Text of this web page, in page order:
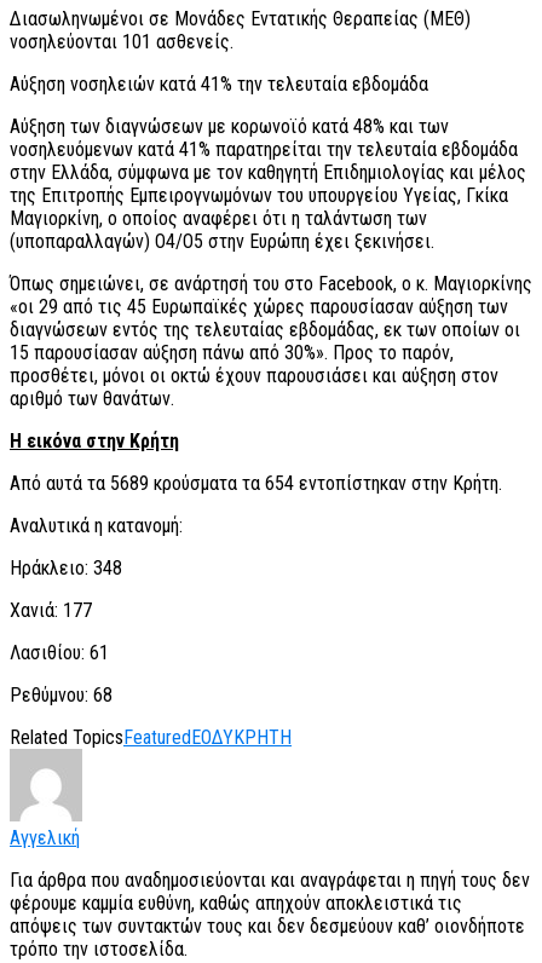
Διασωληνωμένοι σε Μονάδες Εντατικής Θεραπείας (ΜΕΘ)
νοσηλεύονται 101 ασθενείς.
Αύξηση νοσηλειών κατά 41% την τελευταία εβδομάδα
Aύξηση των διαγνώσεων με κορωνοϊό κατά 48% και των
νοσηλευόμενων κατά 41% παρατηρείται την τελευταία εβδομάδα
στην Ελλάδα, σύμφωνα με τον καθηγητή Επιδημιολογίας και μέλος
της Επιτροπής Εμπειρογνωμόνων του υπουργείου Υγείας, Γκίκα
Μαγιορκίνη, ο οποίος αναφέρει ότι η ταλάντωση των
(υποπαραλλαγών) Ο4/Ο5 στην Ευρώπη έχει ξεκινήσει.
Όπως σημειώνει, σε ανάρτησή του στο Facebook, o κ. Μαγιορκίνης
«οι 29 από τις 45 Ευρωπαϊκές χώρες παρουσίασαν αύξηση των
διαγνώσεων εντός της τελευταίας εβδομάδας, εκ των οποίων οι
15 παρουσίασαν αύξηση πάνω από 30%». Προς το παρόν,
προσθέτει, μόνοι οι οκτώ έχουν παρουσιάσει και αύξηση στον
αριθμό των θανάτων.
Η εικόνα στην Κρήτη
Από αυτά τα 5689 κρούσματα τα 654 εντοπίστηκαν στην Κρήτη.
Αναλυτικά η κατανομή:
Ηράκλειο: 348
Χανιά: 177
Λασιθίου: 61
Ρεθύμνου: 68
Related Topics Featured ΕΟΔΥΚΡΗΤΗ
Αγγελική
Για άρθρα που αναδημοσιεύονται και αναγράφεται η πηγή τους δεν
φέρουμε καμμία ευθύνη, καθώς απηχούν αποκλειστικά τις
απόψεις των συντακτών τους και δεν δεσμεύουν καθ’ οιονδήποτε
τρόπο την ιστοσελίδα.